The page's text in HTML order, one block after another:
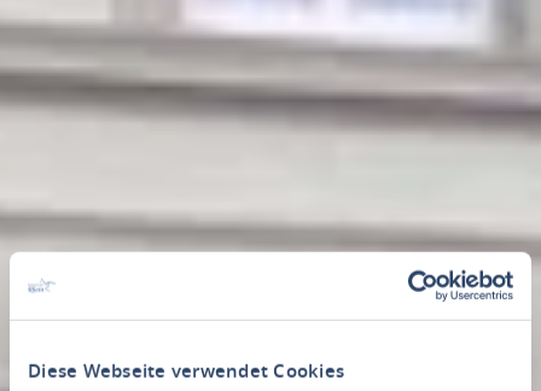
Diese Webseite verwendet Cookies